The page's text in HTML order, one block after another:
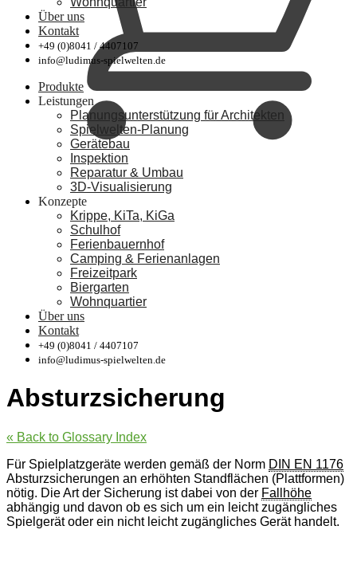
Über uns
Kontakt
+49 (0)8041 / 4407107
info@ludimus-spielwelten.de
Produkte
Leistungen
Planungsunterstützung für Architekten
Spielwelten-Planung
Gerätebau
Inspektion
Reparatur & Umbau
3D-Visualisierung
Konzepte
Krippe, KiTa, KiGa
Schulhof
Ferienbauernhof
Camping & Ferienanlagen
Freizeitpark
Biergarten
Wohnquartier
Über uns
Kontakt
+49 (0)8041 / 4407107
info@ludimus-spielwelten.de
Absturzsicherung
« Back to Glossary Index
Für Spielplatzgeräte werden gemäß der Norm DIN EN 1176
Absturzsicherungen an erhöhten Standflächen (Plattformen)
nötig. Die Art der Sicherung ist dabei von der Fallhöhe
abhängig und davon ob es sich um ein leicht zugängliches
Spielgerät oder ein nicht leicht zugängliches Gerät handelt.